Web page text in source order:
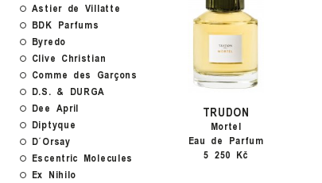
Astier de Villatte
BDK Parfums
Byredo
Clive Christian
Comme des Garçons
D.S. & DURGA
Dee April
Diptyque
D´Orsay
Escentric Molecules
Ex Nihilo
TRUDON
Mortel
Eau de Parfum
5 250 Kč